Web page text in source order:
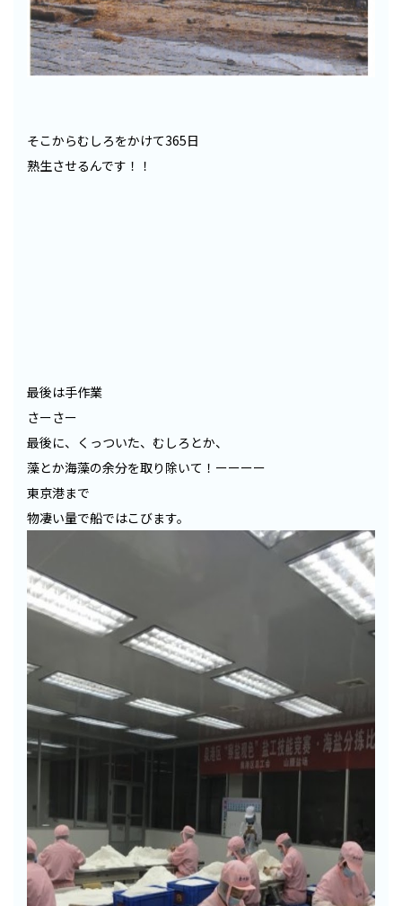
そこからむしろをかけて365日
熟生させるんです！！
最後は手作業
さーさー
最後に、くっついた、むしろとか、
藻とか海藻の余分を取り除いて！ーーーー
東京港まで
物凄い量で船ではこびます。